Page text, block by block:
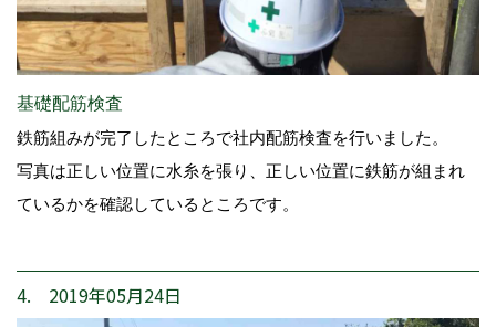
基礎配筋検査
鉄筋組みが完了したところで社内配筋検査を行いました。
写真は正しい位置に水糸を張り、正しい位置に鉄筋が組まれ
ているかを確認しているところです。
4. 2019年05月24日